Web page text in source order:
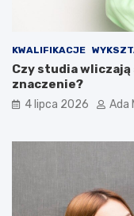
KWALIFIKACJE
Czy studia wliczają
znaczenie?
4 lipca 2026 Ada